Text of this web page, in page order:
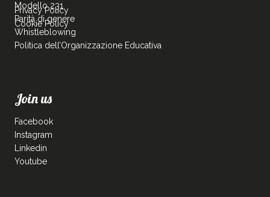
Modello 231
Parità di genere
Whistleblowing
Politica dell’Organizzazione Educativa
Privacy Policy
Cookie Policy
Join us
Facebook
Instagram
Linkedin
Youtube